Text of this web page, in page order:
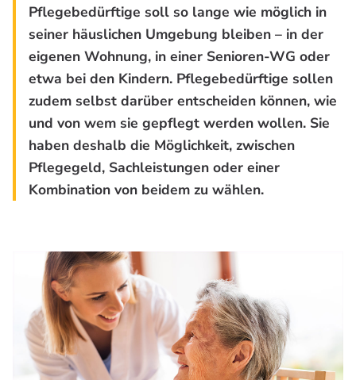
Pflegebedürftige soll so lange wie möglich in
seiner häuslichen Umgebung bleiben – in der
eigenen Wohnung, in einer Senioren-WG oder
etwa bei den Kindern. Pflegebedürftige sollen
zudem selbst darüber entscheiden können, wie
und von wem sie gepflegt werden wollen. Sie
haben deshalb die Möglichkeit, zwischen
Pflegegeld, Sachleistungen oder einer
Kombination von beidem zu wählen.